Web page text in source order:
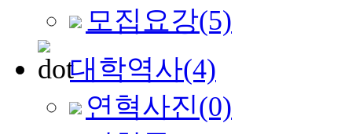
모집요강(5)
대학역사(4)
연혁사진(0)